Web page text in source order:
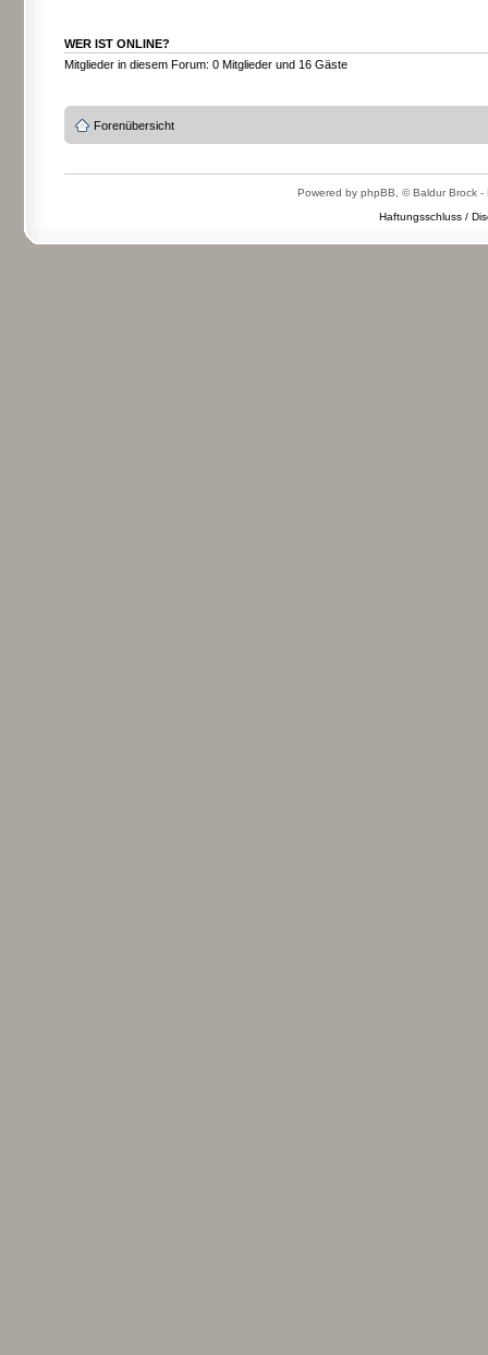
WER IST ONLINE?
Mitglieder in diesem Forum: 0 Mitglieder und 16 Gäste
Forenübersicht
Powered by phpBB, © Baldur Brock -
Haftungsschluss /